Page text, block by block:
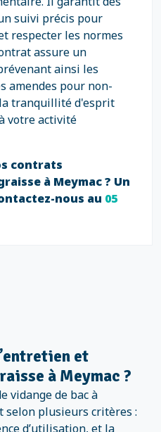
suivi précis pour
respecter les normes
assure un
ainsi les
amendes pour non-
tranquillité d'esprit
votre activité
contrats
à Meymac ? Un
nous au 05
et
à Meymac ?
vidange de bac à
selon plusieurs critères :
d’utilisation, et la